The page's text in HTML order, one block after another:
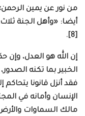
أيضا: «وأهل الجنة
[8].
إن الله هو العدل، وإن
الخبير بما تكنه
فقد أنزل قانونا يتحاكم
الإنسان وأمانه في
مالك السماوات